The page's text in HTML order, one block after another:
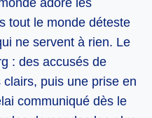
tout le monde déteste
ne servent à rien. Le
: des accusés de
puis une prise en
communiqué dès le